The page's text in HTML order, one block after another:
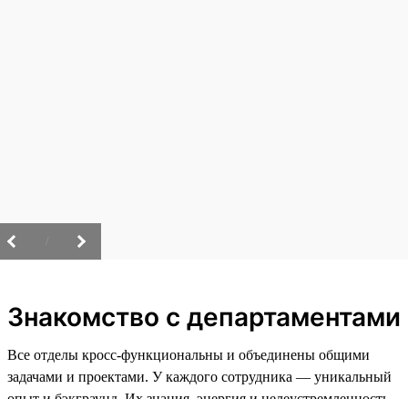
Знакомство с департаментами
Все отделы кросс-функциональны и объединены общими
задачами и проектами. У каждого сотрудника — уникальный